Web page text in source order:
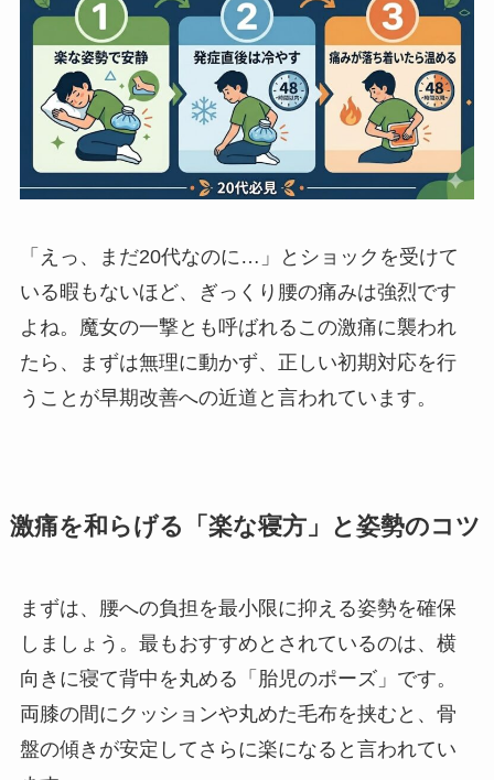
「えっ、まだ20代なのに…」とショックを受けて
いる暇もないほど、ぎっくり腰の痛みは強烈です
よね。魔女の一撃とも呼ばれるこの激痛に襲われ
たら、まずは無理に動かず、正しい初期対応を行
うことが早期改善への近道と言われています。
激痛を和らげる「楽な寝方」と姿勢のコツ
まずは、腰への負担を最小限に抑える姿勢を確保
しましょう。最もおすすめとされているのは、横
向きに寝て背中を丸める「胎児のポーズ」です。
両膝の間にクッションや丸めた毛布を挟むと、骨
盤の傾きが安定してさらに楽になると言われてい